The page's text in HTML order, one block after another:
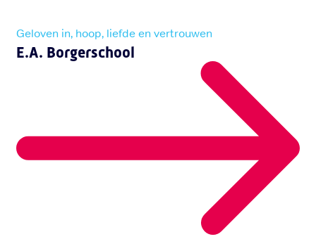
Geloven in, hoop, liefde en vertrouwen
E.A. Borgerschool